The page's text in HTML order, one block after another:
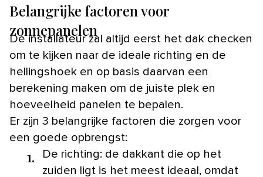
Belangrijke factoren voor
zonnepanelen
De installateur zal altijd eerst het dak checken
om te kijken naar de ideale richting en de
hellingshoek en op basis daarvan een
berekening maken om de juiste plek en
hoeveelheid panelen te bepalen.
Er zijn 3 belangrijke factoren die zorgen voor
een goede opbrengst:
1.
De richting: de dakkant die op het
zuiden ligt is het meest ideaal, omdat